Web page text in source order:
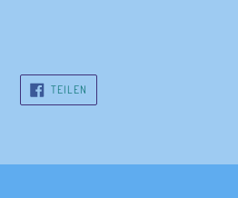
TEILEN
TEILEN